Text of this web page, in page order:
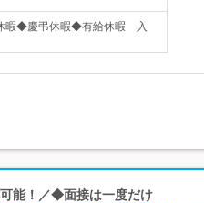
暇◆慶弔休暇◆有給休暇 入
能！／◆面接は一度だけ